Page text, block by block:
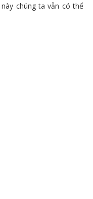
chúng ta vẫn có thể